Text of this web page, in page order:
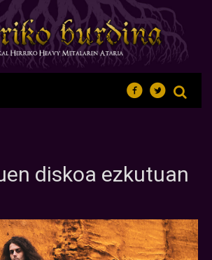
diskoa ezkutuan